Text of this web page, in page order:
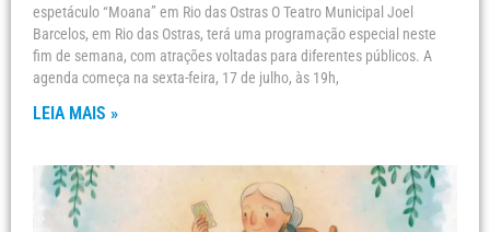
espetáculo “Moana” em Rio das Ostras O Teatro Municipal Joel
Barcelos, em Rio das Ostras, terá uma programação especial neste
fim de semana, com atrações voltadas para diferentes públicos. A
agenda começa na sexta-feira, 17 de julho, às 19h,
LEIA MAIS »